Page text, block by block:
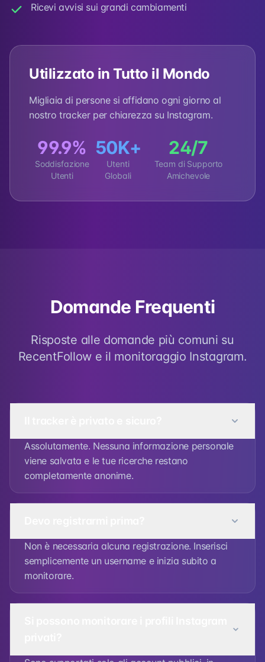
Ricevi avvisi sui grandi cambiamenti
Utilizzato in Tutto il Mondo
Migliaia di persone si affidano ogni giorno al
nostro tracker per chiarezza su Instagram.
99.9%
Soddisfazione
Utenti
50K+
Utenti
Globali
24/7
Team di Supporto
Amichevole
Domande Frequenti
Risposte alle domande più comuni su
RecentFollow e il monitoraggio Instagram.
Assolutamente. Nessuna informazione personale
viene salvata e le tue ricerche restano
completamente anonime.
Non è necessaria alcuna registrazione. Inserisci
semplicemente un username e inizia subito a
monitorare.